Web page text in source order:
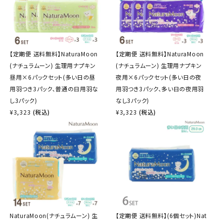
【定期便 送料無料】NaturaMoon
(ナチュラムーン) 生理用ナプキン
昼用×6パックセット(多い日の昼
用羽つき3パック、普通の日用羽な
し3パック)
¥3,323 (税込)
【定期便 送料無料】NaturaMoon
(ナチュラムーン) 生理用ナプキン
夜用×6パックセット(多い日の夜
用羽つき3パック、多い日の夜用羽
なし3パック)
¥3,323 (税込)
NaturaMoon(ナチュラムーン) 生
【定期便 送料無料】(6個セット)Nat